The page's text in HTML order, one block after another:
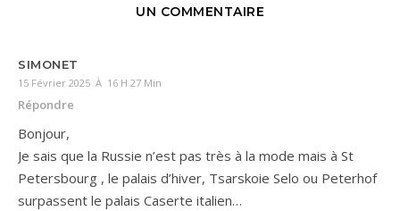
UN COMMENTAIRE
SIMONET
15 Février 2025 À 16 H 27 Min
Répondre
Bonjour,
Je sais que la Russie n’est pas très à la mode mais à St
Petersbourg , le palais d’hiver, Tsarskoie Selo ou Peterhof
surpassent le palais Caserte italien…